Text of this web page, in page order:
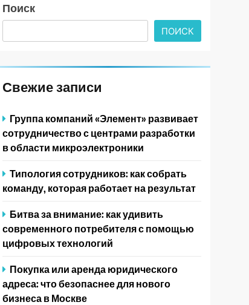
Поиск
ПОИСК
Свежие записи
Группа компаний «Элемент» развивает
сотрудничество с центрами разработки
в области микроэлектроники
Типология сотрудников: как собрать
команду, которая работает на результат
Битва за внимание: как удивить
современного потребителя с помощью
цифровых технологий
Покупка или аренда юридического
адреса: что безопаснее для нового
бизнеса в Москве